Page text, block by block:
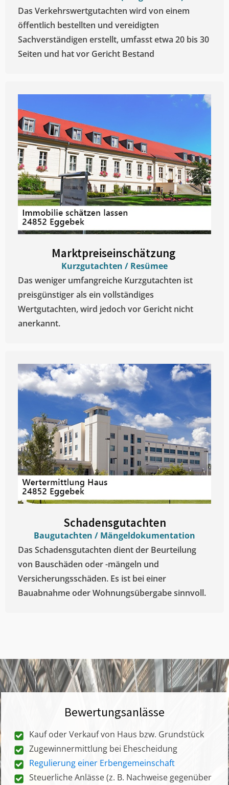
Das Verkehrswertgutachten wird von einem
öffentlich bestellten und vereidigten
Sachverständigen erstellt, umfasst etwa 20 bis 30
Seiten und hat vor Gericht Bestand
Marktpreiseinschätzung ​
Kurzgutachten / Resümee
Das weniger umfangreiche Kurzgutachten ist
preisgünstiger als ein vollständiges
Wertgutachten, wird jedoch vor Gericht nicht
anerkannt.
Schadensgutachten
Baugutachten / Mängeldokumentation
Das Schadensgutachten dient der Beurteilung
von Bauschäden oder -mängeln und
Versicherungsschäden. Es ist bei einer
Bauabnahme oder Wohnungsübergabe sinnvoll.
Bewertungsanlässe
Kauf oder Verkauf von Haus bzw. Grundstück
Zugewinnermittlung bei Ehescheidung
Regulierung einer Erbengemeinschaft
Steuerliche Anlässe (z. B. Nachweise gegenüber